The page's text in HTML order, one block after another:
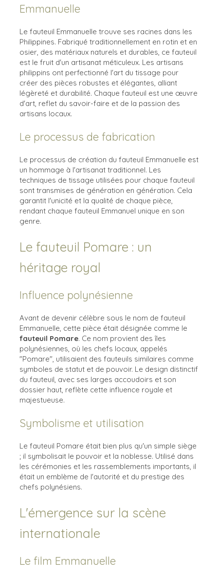
Emmanuelle
Le fauteuil Emmanuelle trouve ses racines dans les
Philippines. Fabriqué traditionnellement en rotin et en
osier, des matériaux naturels et durables, ce fauteuil
est le fruit d'un artisanat méticuleux. Les artisans
philippins ont perfectionné l'art du tissage pour
créer des pièces robustes et élégantes, alliant
légèreté et durabilité. Chaque fauteuil est une œuvre
d'art, reflet du savoir-faire et de la passion des
artisans locaux.
Le processus de fabrication
Le processus de création du fauteuil Emmanuelle est
un hommage à l'artisanat traditionnel. Les
techniques de tissage utilisées pour chaque fauteuil
sont transmises de génération en génération. Cela
garantit l'unicité et la qualité de chaque pièce,
rendant chaque fauteuil Emmanuel unique en son
genre.
Le fauteuil Pomare : un
héritage royal
Influence polynésienne
Avant de devenir célèbre sous le nom de fauteuil
Emmanuelle, cette pièce était désignée comme le
fauteuil Pomare. Ce nom provient des îles
polynésiennes, où les chefs locaux, appelés
"Pomare", utilisaient des fauteuils similaires comme
symboles de statut et de pouvoir. Le design distinctif
du fauteuil, avec ses larges accoudoirs et son
dossier haut, reflète cette influence royale et
majestueuse.
Symbolisme et utilisation
Le fauteuil Pomare était bien plus qu'un simple siège
; il symbolisait le pouvoir et la noblesse. Utilisé dans
les cérémonies et les rassemblements importants, il
était un emblème de l'autorité et du prestige des
chefs polynésiens.
L'émergence sur la scène
internationale
Le film Emmanuelle